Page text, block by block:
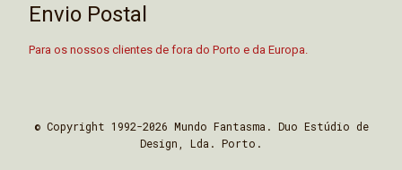
Envio Postal
Para os nossos clientes de fora do Porto e da Europa.
© Copyright 1992-2026 Mundo Fantasma. Duo Estúdio de
Design, Lda. Porto.